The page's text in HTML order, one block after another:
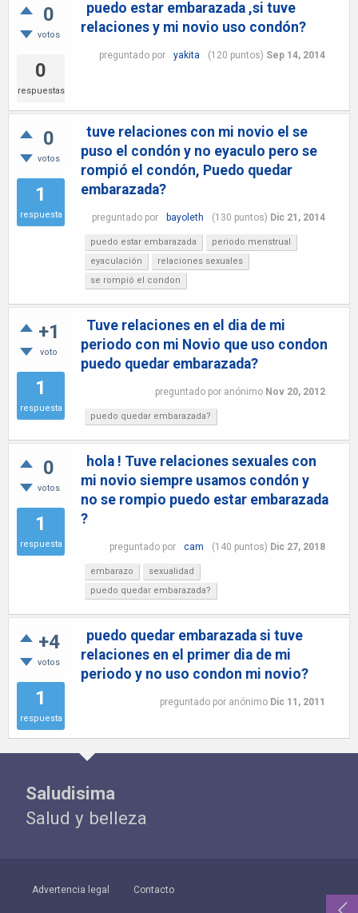
0
votos
0
respuestas
puedo estar embarazada ,si tuve
relaciones y mi novio uso condón?
preguntado por yakita (120 puntos) Sep 14, 2014
0
votos
1
respuesta
tuve relaciones con mi novio el se
puso el condón y no eyaculo pero se
rompió el condón, Puedo quedar
embarazada?
preguntado por bayoleth (130 puntos) Dic 21, 2014
puedo estar embarazada
periodo menstrual
eyaculación
relaciones sexuales
se rompió el condon
+1
voto
1
respuesta
Tuve relaciones en el dia de mi
periodo con mi Novio que uso condon
puedo quedar embarazada?
preguntado por anónimo Nov 20, 2012
puedo quedar embarazada?
0
votos
1
respuesta
hola ! Tuve relaciones sexuales con
mi novio siempre usamos condón y
no se rompio puedo estar embarazada
?
preguntado por cam (140 puntos) Dic 27, 2018
embarazo
sexualidad
puedo quedar embarazada?
+4
votos
1
respuesta
puedo quedar embarazada si tuve
relaciones en el primer dia de mi
periodo y no uso condon mi novio?
preguntado por anónimo Dic 11, 2011
Saludisima
Salud y belleza
Advertencia legal Contacto